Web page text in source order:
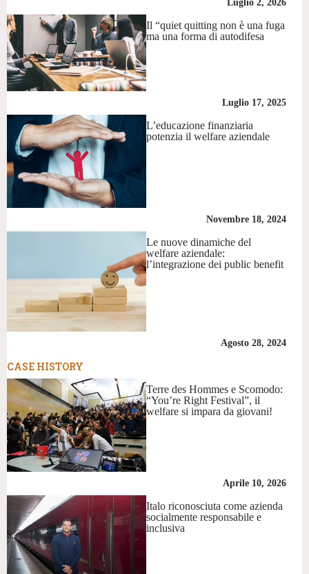
Luglio 2, 2026
Il “quiet quitting non è una fuga
ma una forma di autodifesa
Luglio 17, 2025
L’educazione finanziaria
potenzia il welfare aziendale
Novembre 18, 2024
Le nuove dinamiche del
welfare aziendale:
l’integrazione dei public benefit
Agosto 28, 2024
CASE HISTORY
Terre des Hommes e Scomodo:
“You’re Right Festival”, il
welfare si impara da giovani!
Aprile 10, 2026
Italo riconosciuta come azienda
socialmente responsabile e
inclusiva